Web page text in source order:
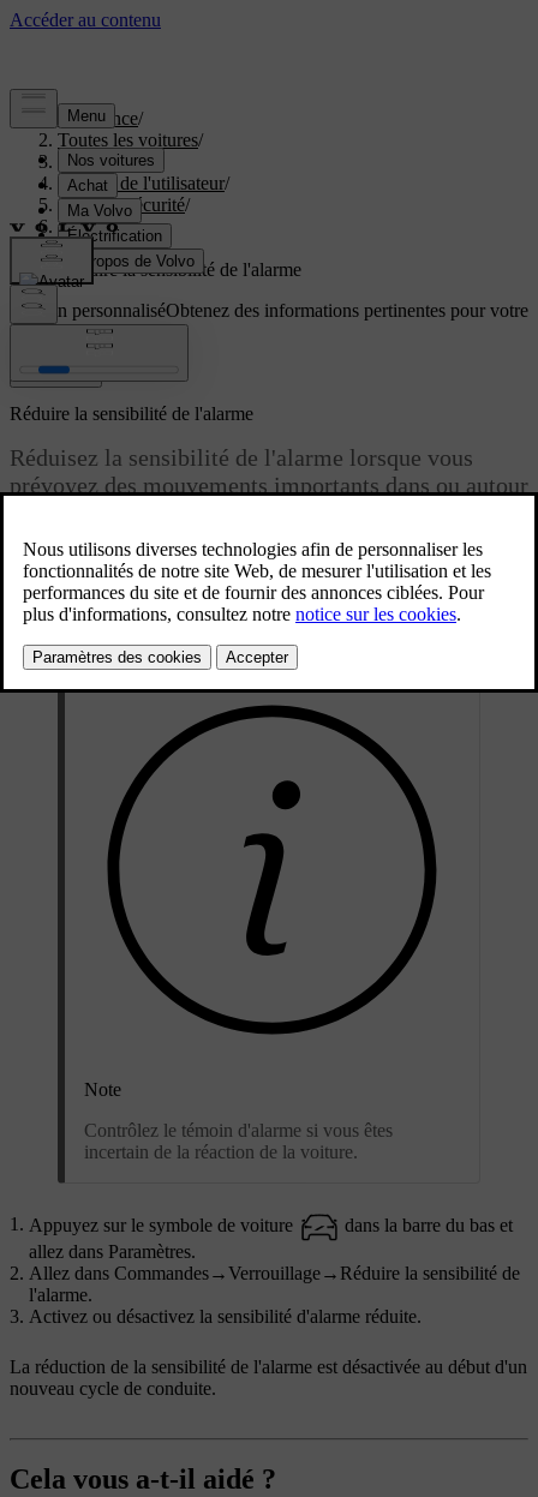
Assistance/
Toutes les voitures/
EC40 2027/
Manuel de l'utilisateur/
Accès et sécurité/
Antivol/
Alarme/
Réduire la sensibilité de l'alarme
Soutien personnaliséObtenez des informations pertinentes pour votre
voiture.
Connexion
Mis à jour 04/04/2025
Réduire la sensibilité de l'alarme
Réduisez la sensibilité de l'alarme lorsque vous
prévoyez des mouvements importants dans ou autour
Ce paramètre est particulièrement utile si la voiture est stationnée
dans un endroit où des mouvements extérieurs sont possibles, par
exemple sur un ferry.
Note
Contrôlez le témoin d'alarme si vous êtes
incertain de la réaction de la voiture.
Appuyez sur le symbole de voiture
dans la barre du bas et
allez dans Paramètres.
Allez dans Commandes→Verrouillage→ Réduire la sensibilité de
l'alarme.
Activez ou désactivez la sensibilité d'alarme réduite.
La réduction de la sensibilité de l'alarme est désactivée au début d'un
nouveau cycle de conduite.
Cela vous a-t-il aidé ?